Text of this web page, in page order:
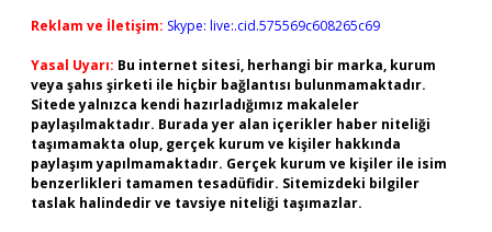
Reklam ve İletişim: Skype: live:.cid.575569c608265c69
Yasal Uyarı: Bu internet sitesi, herhangi bir marka, kurum
veya şahıs şirketi ile hiçbir bağlantısı bulunmamaktadır.
Sitede yalnızca kendi hazırladığımız makaleler
paylaşılmaktadır. Burada yer alan içerikler haber niteliği
taşımamakta olup, gerçek kurum ve kişiler hakkında
paylaşım yapılmamaktadır. Gerçek kurum ve kişiler ile isim
benzerlikleri tamamen tesadüfidir. Sitemizdeki bilgiler
taslak halindedir ve tavsiye niteliği taşımazlar.